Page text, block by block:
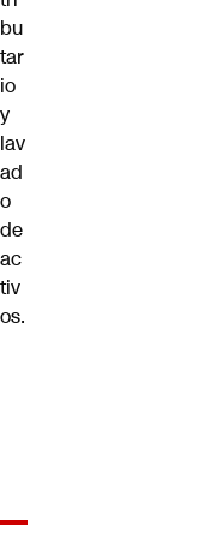
bu
tar
io
y
lav
ad
o
de
ac
tiv
os.